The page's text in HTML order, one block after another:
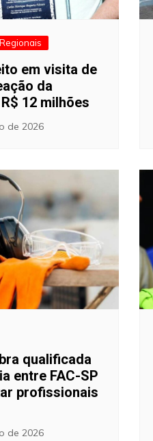
Regionais
em visita de
da
12 milhões
de 2026
qualificada
entre FAC-SP
profissionais
de 2026